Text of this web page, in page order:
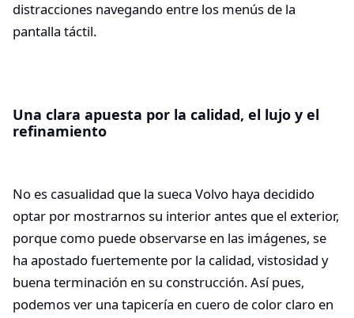
distracciones navegando entre los menús de la
pantalla táctil.
Una clara apuesta por la calidad, el lujo y el
refinamiento
No es casualidad que la sueca Volvo haya decidido
optar por mostrarnos su interior antes que el exterior,
porque como puede observarse en las imágenes, se
ha apostado fuertemente por la calidad, vistosidad y
buena terminación en su construcción. Así pues,
podemos ver una tapicería en cuero de color claro en